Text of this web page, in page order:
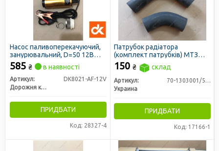
Насос паливоперекачуючий,
занурювальний, D=50 12В
алюмін. корпус, з фільтром
(ДК)
585 ₴ в наявності
Артикул:
DK8021-AF-12V
Дорожня карта
ПРИДБАТИ
Код: 28327-4
Патрубок радіатора
(комплект патрубків) МТЗ
(вир-во Украина)
150 ₴ склад
Артикул:
70-1303001/50-1303062-Б2
Украина
ПРИДБАТИ
Код: 17166-1